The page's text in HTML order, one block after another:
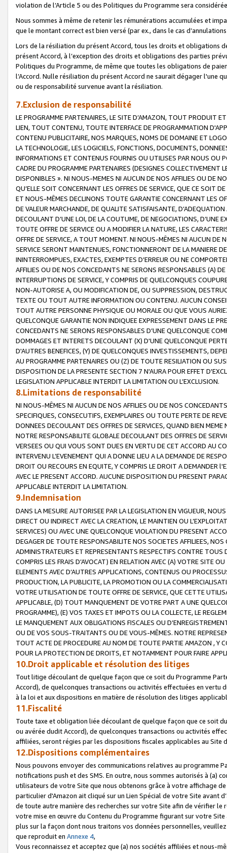
violation de l’Article 5 ou des Politiques du Programme sera
Nous sommes à même de retenir les rémunérations accumulées et
que le montant correct est bien versé (par ex., dans le cas
Lors de la résiliation du présent Accord, tous les droits et obligations
présent Accord, à l’exception des droits et obligations des parties
Politiques du Programme, de même que toutes les obligations de
l’Accord. Nulle résiliation du présent Accord ne saurait dégager l'une
ou de responsabilité survenue avant la résiliation.
7.Exclusion de responsabilité
LE PROGRAMME PARTENAIRES, LE SITE D’AMAZON, TOUT PRODUIT
LIEN, TOUT CONTENU, TOUTE INTERFACE DE PROGRAMMATION
CONTENU PUBLICITAIRE, NOS MARQUES, NOMS DE DOMAINE ET
LA TECHNOLOGIE, LES LOGICIELS, FONCTIONS, DOCUMENTS,
INFORMATIONS ET CONTENUS FOURNIS OU UTILISES PAR NOUS OU
CADRE DU PROGRAMME PARTENAIRES (DESIGNES COLLECTIVEMENT
DISPONIBLES ». NI NOUS-MEMES NI AUCUN DE NOS AFFILIES OU DE
QU’ELLE SOIT CONCERNANT LES OFFRES DE SERVICE, QUE CE SOIT
ET NOUS-MÊMES DECLINONS TOUTE GARANTIE CONCERNANT LES
DE VALEUR MARCHANDE, DE QUALITE SATISFAISANTE,
DECOULANT D’UNE LOI, DE LA COUTUME, DE NEGOCIATIONS, D’UNE
TOUTE OFFRE DE SERVICE OU A MODIFIER LA NATURE, LES
OFFRE DE SERVICE, A TOUT MOMENT. NI NOUS-MÊMES NI AUCUN DE
SERVICE SERONT MAINTENUES, FONCTIONNERONT DE LA MANIERE
ININTERROMPUES, EXACTES, EXEMPTES D’ERREUR OU NE
AFFILIES OU DE NOS CONCEDANTS NE SERONS RESPONSABLES (A)
INTERRUPTIONS DE SERVICE, Y COMPRIS DE QUELCONQUES
NON-AUTORISE A, OU MODIFICATION DE, OU SUPPRESSION,
TEXTE OU TOUT AUTRE INFORMATION OU CONTENU. AUCUN
TOUT AUTRE PERSONNE PHYSIQUE OU MORALE OU QUE VOUS
QUELCONQUE GARANTIE NON INDIQUEE EXPRESSEMENT DANS LE
CONCEDANTS NE SERONS RESPONSABLES D’UNE QUELCONQUE
DOMMAGES ET INTERETS DECOULANT (X) D'UNE QUELCONQUE
D'AUTRES BENEFICES, (Y) DE QUELCONQUES INVESTISSEMENTS,
AU PROGRAMME PARTENAIRES OU (Z) DE TOUTE RESILIATION OU
DISPOSITION DE LA PRESENTE SECTION 7 N'AURA POUR EFFET
LEGISLATION APPLICABLE INTERDIT LA LIMITATION OU L’EXCLUSION.
8.Limitations de responsabilité
NI NOUS-MÊMES NI AUCUN DE NOS AFFILIES OU DE NOS
SPECIFIQUES, CONSECUTIFS, EXEMPLAIRES OU TOUTE PERTE DE
DONNEES DECOULANT DES OFFRES DE SERVICES, QUAND BIEN
NOTRE RESPONSABILITE GLOBALE DECOULANT DES OFFRES DE
VERSEES OU QUI VOUS SONT DUES EN VERTU DE CET ACCORD AU
INTERVENU L’EVENEMENT QUI A DONNE LIEU A LA DEMANDE DE
DROIT OU RECOURS EN EQUITE, Y COMPRIS LE DROIT A DEMANDER
AVEC LE PRESENT ACCORD. AUCUNE DISPOSITION DU PRESENT
APPLICABLE INTERDIT LA LIMITATION.
9.Indemnisation
DANS LA MESURE AUTORISEE PAR LA LEGISLATION EN VIGUEUR,
DIRECT OU INDIRECT AVEC LA CREATION, LE MAINTIEN OU
SERVICES) OU AVEC UNE QUELCONQUE VIOLATION DU PRESENT
DEGAGER DE TOUTE RESPONSABILITE NOS SOCIETES AFFILIEES,
ADMINISTRATEURS ET REPRESENTANTS RESPECTIFS CONTRE
COMPRIS LES FRAIS D’AVOCAT) EN RELATION AVEC (A) VOTRE SITE
ELEMENTS AVEC D’AUTRES APPLICATIONS, CONTENUS OU
PRODUCTION, LA PUBLICITE, LA PROMOTION OU LA
VOTRE UTILISATION DE TOUTE OFFRE DE SERVICE, QUE CETTE
APPLICABLE, (D) TOUT MANQUEMENT DE VOTRE PART A UNE
PROGRAMME), (E) VOS TAXES ET IMPOTS OU LA COLLECTE, LE
LE MANQUEMENT AUX OBLIGATIONS FISCALES OU
OU DE VOS SOUS-TRAITANTS OU DE VOUS-MÊMES. NOTRE
TOUT ACTE DE PROCEDURE AU NOM DE TOUTE PARTIE AMAZON , Y
POUR LA PROTECTION DE DROITS, ET NOTAMMENT POUR FAIRE
10.Droit applicable et résolution des litiges
Tout litige découlant de quelque façon que ce soit du Programme
Accord), de quelconques transactions ou activités effectuées en vertu
à la loi et aux dispositions en matière de résolution des litiges
11.Fiscalité
Toute taxe et obligation liée découlant de quelque façon que ce soit
ou avérée dudit Accord), de quelconques transactions ou activités
affiliées, seront régies par les dispositions fiscales applicables au Site
12.Dispositions complémentaires
Nous pouvons envoyer des communications relatives au programme
notifications push et des SMS. En outre, nous sommes autorisés à
utilisateurs de votre Site que nous obtenons grâce à votre affichage
particulier d'Amazon ait cliqué sur un Lien Spécial de votre Site avant
de toute autre manière des recherches sur votre Site afin de vérifier
votre mise en œuvre du Contenu du Programme figurant sur votre
plus sur la façon dont nous traitons vos données personnelles,
que reproduit en Annexe 4,
Vous reconnaissez et acceptez que (a) nos sociétés affiliées et nous-